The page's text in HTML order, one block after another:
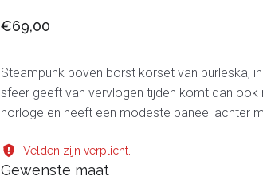
€69,00
Steampunk boven borst korset van burleska,
sfeer geeft van vervlogen tijden komt dan
horloge en heeft een modeste paneel achter
Velden zijn verplicht.
Gewenste maat